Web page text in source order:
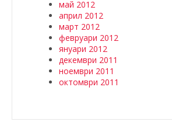
май 2012
април 2012
март 2012
февруари 2012
януари 2012
декември 2011
ноември 2011
октомври 2011